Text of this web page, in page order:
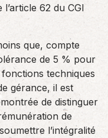
62 du CGI
que, compte
de 5 % pour
techniques
gérance, il est
de distinguer
de
l’intégralité